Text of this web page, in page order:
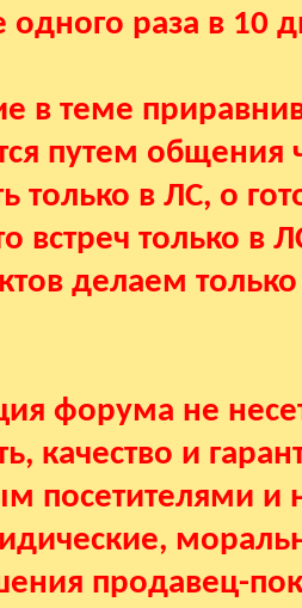
раза в 10
в теме
путем
только в ЛС, о
встреч только в
делаем
форума не
качество и
посетителями и
продавец-